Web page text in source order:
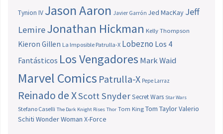
Tynion IV Jason Aaron Javier Garrón Jed MacKay Jeff
LemireJonathan Hickman Kelly Thompson
Kieron Gillen La Imposible Patrulla-X Lobezno Los 4
Fantásticos Los Vengadores Mark Waid
Marvel Comics Patrulla-X Pepe Larraz
Reinado de XScott SnyderSecret Wars Star Wars
Stefano Caselli The Dark Knight Rises Thor Tom King Tom TaylorValerio
Schiti Wonder Woman X-Force